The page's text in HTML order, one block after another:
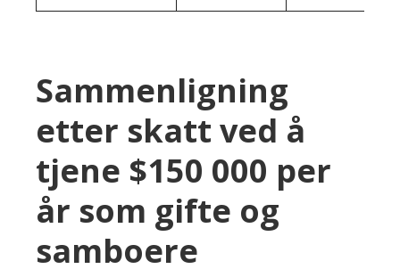
Sammenligning
etter skatt ved å
tjene $150 000 per
år som gifte og
samboere